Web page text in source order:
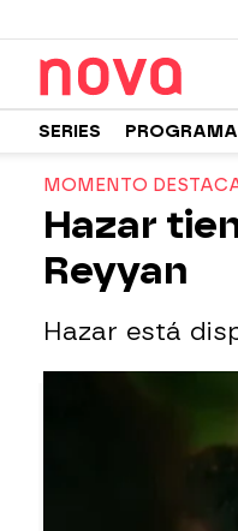
SERIES
MOMENTO
Hazar
Reyyan
Hazar está